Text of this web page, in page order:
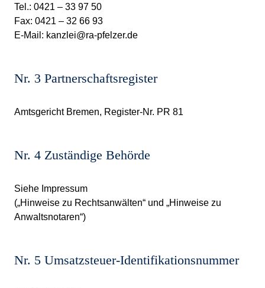
Tel.: 0421 – 33 97 50
Fax: 0421 – 32 66 93
E-Mail: kanzlei@ra-pfelzer.de
Nr. 3 Partnerschaftsregister
Amtsgericht Bremen, Register-Nr. PR 81
Nr. 4 Zuständige Behörde
Siehe Impressum
(„Hinweise zu Rechtsanwälten“ und „Hinweise zu
Anwaltsnotaren“)
Nr. 5 Umsatzsteuer-Identifikationsnummer